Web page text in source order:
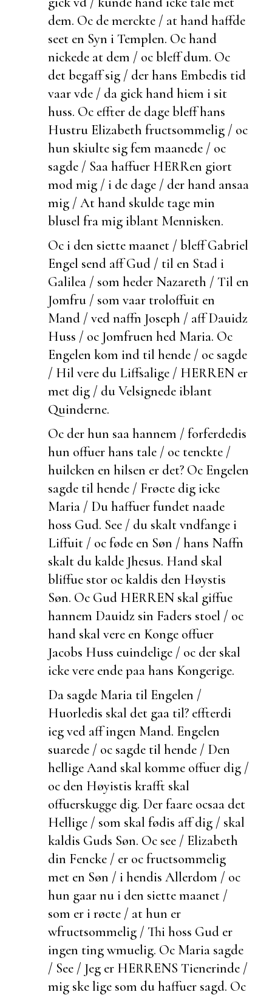
dem. Oc demerckte / at hand haffde
seet en Syn i Templen. Oc hand
nickede at dem / oc bleffdum. Oc
detbegaff sig / der hans Embedis tid
vaar vde / da gick hand hiem i sit
huss. Oc effter de dage bleff hans
Hustru Elizabeth fructsommelig / oc
hun skiulte sig fem maanede / oc
sagde / Saa haffuer HERRen giort
mod mig / i de dage / der hand ansaa
mig / At hand skulde tage min
blusel fra mig iblant Mennisken.
Oc i den siette maanet / bleff Gabriel
Engel send aff Gud / til en Stad i
Galilea / som heder Nazareth / Til en
Jomfru / som vaar troloffuit en
Mand / ved naffn Joseph / aff Dauidz
Huss / oc Jomfruen hed Maria. Oc
Engelen kom ind til hende / oc sagde
/ Hil vere du Liffsalige / HERREN er
met dig / du Velsignede iblant
Quinderne.
Oc der hun saa hannem / forferdedis
hun offuer hans tale / oc tenckte /
huilcken en hilsen er det? Oc Engelen
sagde til hende / Frøcte dig icke
Maria / Du haffuer fundet naade
hoss Gud. See / du skalt vndfange i
Liffuit / oc føde en Søn / hans Naffn
skalt du kalde Jhesus. Hand skal
bliffue stor oc kaldis den Høystis
Søn. Oc Gud HERREN skal giffue
hannem Dauidz sin Faders stoel / oc
hand skal vere en Konge offuer
Jacobs Huss euindelige / oc der skal
icke vere ende paa hans Kongerige.
Da sagde Maria til Engelen /
Huorledis skal det gaa til? effterdi
ieg ved aff ingen Mand. Engelen
suarede / oc sagde til hende / Den
hellige Aand skal komme offuer dig /
oc den Høyistis krafft skal
offuerskugge dig. Der faare ocsaa det
Hellige / som skal fødis aff dig / skal
kaldis Guds Søn. Oc see / Elizabeth
din Fencke / er ocfructsommelig
met en Søn / i hendis Allerdom / oc
hun gaar nu i den siette maanet /
som er i røcte / at hun er
wfructsommelig / Thi hoss Gud er
ingen ting wmuelig. Oc Maria sagde
/ See / Jeg er HERRENS Tienerinde /
mig ske lige som du haffuer sagd. Oc